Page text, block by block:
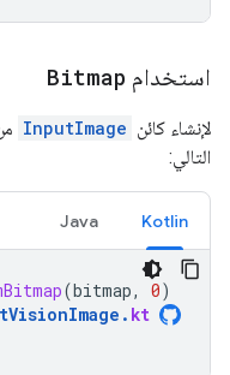
استخدام Bitmap
لإنشاء كائن InputImage
التالي:
Kotlin
Java
(bitmap, 0)
. kt